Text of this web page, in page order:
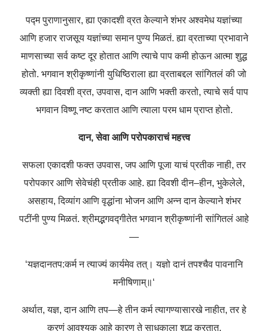
पद्म पुराणानुसार,ह्या एकादशी व्रत केल्याने शंभर अश्वमेध यज्ञांच्या
आणि हजार राजसूय यज्ञांच्या समान पुण्य मिळतं.ह्या व्रताच्या प्रभावाने
माणसाच्या सर्व कष्ट दूर होतात आणि त्याचे पाप कमी होऊन आत्मा शुद्ध
होतो. भगवान श्रीकृष्णांनी युधिष्ठिराला ह्या व्रताबद्दल सांगितलं की जो
व्यक्ती ह्या दिवशी व्रत,उपवास,दान आणि भक्ती करतो,त्याचे सर्व पाप
भगवान विष्णू नष्ट करतात आणि त्याला परम धाम प्राप्त होतो.
दान,सेवा आणि परोपकाराचं महत्त्व
सफला एकादशी फक्त उपवास,जप आणि पूजा याचं प्रतीक नाही,तर
परोपकार आणि सेवेचंही प्रतीक आहे.ह्या दिवशी दीन–हीन, भुकेलेले,
असहाय,दिव्यांग आणि वृद्धांना भोजन आणि अन्न दान केल्याने शंभर
पटींनी पुण्य मिळतं.श्रीमद्भगवद्गीतेत भगवान श्रीकृष्णांनी सांगितलं आहे
—
‘यज्ञदानतप:कर्म न त्याज्यं कार्यमेव तत्। यज्ञो दानं तपश्चैव पावनानि
मनीषिणाम्॥‘
अर्थात,यज्ञ,दान आणि तप—हे तीन कर्म त्यागण्यासारखे नाहीत,तर हे
करणं आवश्यक आहे कारण ते साधकाला शुद्ध करतात.